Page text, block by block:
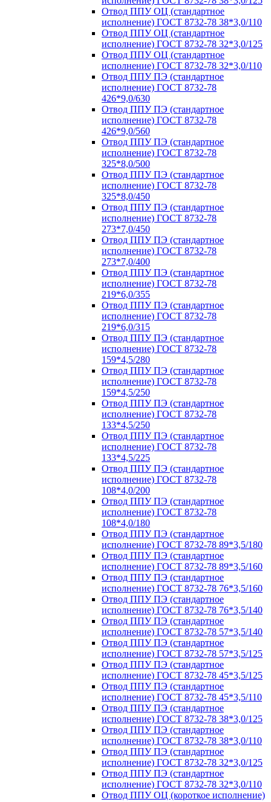
Отвод ППУ ОЦ (стандартное
исполнение) ГОСТ 8732-78 38*3,0/110
Отвод ППУ ОЦ (стандартное
исполнение) ГОСТ 8732-78 32*3,0/125
Отвод ППУ ОЦ (стандартное
исполнение) ГОСТ 8732-78 32*3,0/110
Отвод ППУ ПЭ (стандартное
исполнение) ГОСТ 8732-78
426*9,0/630
Отвод ППУ ПЭ (стандартное
исполнение) ГОСТ 8732-78
426*9,0/560
Отвод ППУ ПЭ (стандартное
исполнение) ГОСТ 8732-78
325*8,0/500
Отвод ППУ ПЭ (стандартное
исполнение) ГОСТ 8732-78
325*8,0/450
Отвод ППУ ПЭ (стандартное
исполнение) ГОСТ 8732-78
273*7,0/450
Отвод ППУ ПЭ (стандартное
исполнение) ГОСТ 8732-78
273*7,0/400
Отвод ППУ ПЭ (стандартное
исполнение) ГОСТ 8732-78
219*6,0/355
Отвод ППУ ПЭ (стандартное
исполнение) ГОСТ 8732-78
219*6,0/315
Отвод ППУ ПЭ (стандартное
исполнение) ГОСТ 8732-78
159*4,5/280
Отвод ППУ ПЭ (стандартное
исполнение) ГОСТ 8732-78
159*4,5/250
Отвод ППУ ПЭ (стандартное
исполнение) ГОСТ 8732-78
133*4,5/250
Отвод ППУ ПЭ (стандартное
исполнение) ГОСТ 8732-78
133*4,5/225
Отвод ППУ ПЭ (стандартное
исполнение) ГОСТ 8732-78
108*4,0/200
Отвод ППУ ПЭ (стандартное
исполнение) ГОСТ 8732-78
108*4,0/180
Отвод ППУ ПЭ (стандартное
исполнение) ГОСТ 8732-78 89*3,5/180
Отвод ППУ ПЭ (стандартное
исполнение) ГОСТ 8732-78 89*3,5/160
Отвод ППУ ПЭ (стандартное
исполнение) ГОСТ 8732-78 76*3,5/160
Отвод ППУ ПЭ (стандартное
исполнение) ГОСТ 8732-78 76*3,5/140
Отвод ППУ ПЭ (стандартное
исполнение) ГОСТ 8732-78 57*3,5/140
Отвод ППУ ПЭ (стандартное
исполнение) ГОСТ 8732-78 57*3,5/125
Отвод ППУ ПЭ (стандартное
исполнение) ГОСТ 8732-78 45*3,5/125
Отвод ППУ ПЭ (стандартное
исполнение) ГОСТ 8732-78 45*3,5/110
Отвод ППУ ПЭ (стандартное
исполнение) ГОСТ 8732-78 38*3,0/125
Отвод ППУ ПЭ (стандартное
исполнение) ГОСТ 8732-78 38*3,0/110
Отвод ППУ ПЭ (стандартное
исполнение) ГОСТ 8732-78 32*3,0/125
Отвод ППУ ПЭ (стандартное
исполнение) ГОСТ 8732-78 32*3,0/110
Отвод ППУ ОЦ (короткое исполнение)